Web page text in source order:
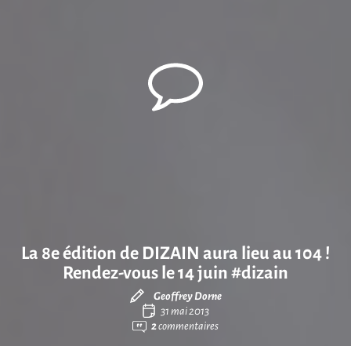
La 8e édition de DIZAIN aura lieu au 104 !
Rendez-vous le 14 juin #dizain
Geoffrey Dorne
31 mai 2013
2commentaires